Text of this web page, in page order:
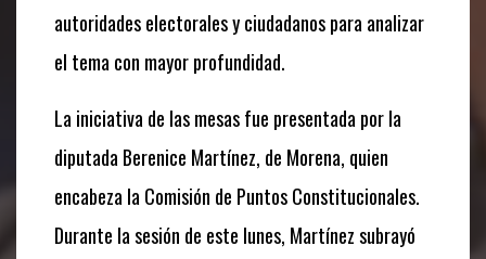
autoridades electorales y ciudadanos para analizar
el tema con mayor profundidad.
La iniciativa de las mesas fue presentada por la
diputada Berenice Martínez, de Morena, quien
encabeza la Comisión de Puntos Constitucionales.
Durante la sesión de este lunes, Martínez subrayó